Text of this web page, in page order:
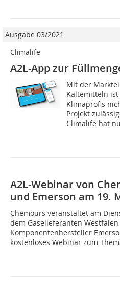
Ausgabe 03/2021
Climalife
A2L-App zur
Mit der
Kältemitteln
Klimaprofis
Projekt
Climalife hat
A2L-Webinar von
und Emerson am 19.
Chemours veranstaltet am
dem Gaselieferanten
Komponentenhersteller
kostenloses Webinar zum